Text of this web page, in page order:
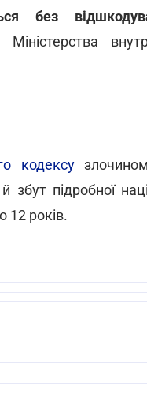
без
Міністерства
кодексу
підробної
12 років.